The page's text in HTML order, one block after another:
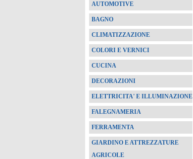
AUTOMOTIVE
BAGNO
CLIMATIZZAZIONE
COLORI E VERNICI
CUCINA
DECORAZIONI
ELETTRICITA' E ILLUMINAZIONE
FALEGNAMERIA
FERRAMENTA
GIARDINO E ATTREZZATURE
AGRICOLE